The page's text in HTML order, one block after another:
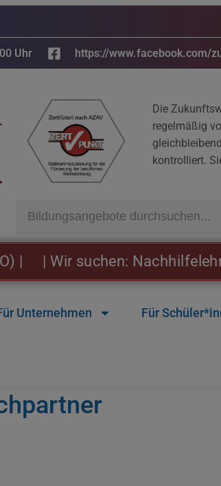
Uhr https://www.facebook.com/
Die
regelmäßig
kontrolliert.
| Wir suchen: Nachhilfelehrer
Unternehmen Für